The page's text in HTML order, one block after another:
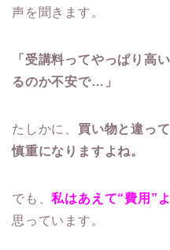
声を聞きます。
「受講料ってやっぱり高
るのか不安で…」
たしかに、 買い物と違っ
慎重になりますよね。
でも、私はあえて“費用”
思っています。